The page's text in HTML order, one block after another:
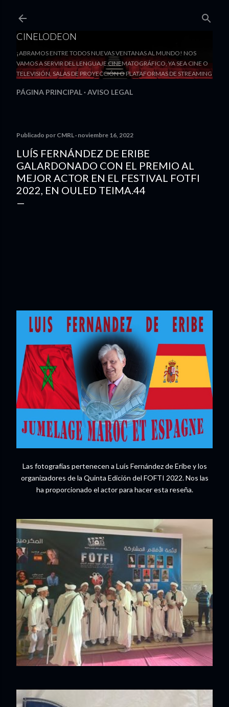
CINELODEON
¡ABRAMOS ENTRE TODOS NUEVAS VENTANAS AL MUNDO! NOS
VAMOS A SERVIR DEL LENGUAJE CINEMATOGRÁFICO, YA SEA CINE O
TELEVISIÓN, SALAS DE PROYECCIÓN O PLATAFORMAS DE STREAMING
PÁGINA PRINCIPAL AVISO LEGAL
Publicado por CMRL noviembre 16, 2022
LUÍS FERNÁNDEZ DE ERIBE
GALARDONADO CON EL PREMIO AL
MEJOR ACTOR EN EL FESTIVAL FOTFI
2022, EN OULED TEIMA.44
Las fotografías pertenecen a Luís Fernández de Eribe y los
organizadores de la Quinta Edición del FOFTI 2022. Nos las
ha proporcionado el actor para hacer esta reseña.